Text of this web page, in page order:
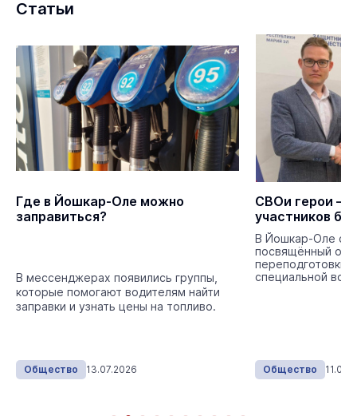
Статьи
Где в Йошкар-Оле можно
заправиться?
В мессенджерах появились группы,
которые помогают водителям найти
заправки и узнать цены на топливо.
Общество 13.07.2026
СВОи герои –
участников
В Йошкар-Оле
посвящённый
переподготовки
специальной
Общество